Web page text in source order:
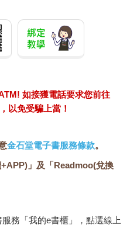
如接獲電話要求您前往
以免受騙上當！
金石堂電子書服務條款。
」及「Readmoo(兌換
務「我的e書櫃」，點選線上